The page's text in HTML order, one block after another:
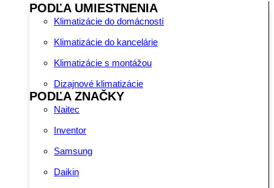
PODĽA UMIESTNENIA
Klimatizácie do domácností
Klimatizácie do kancelárie
Klimatizácie s montážou
Dizajnové klimatizácie
PODĽA ZNAČKY
Naitec
Inventor
Samsung
Daikin